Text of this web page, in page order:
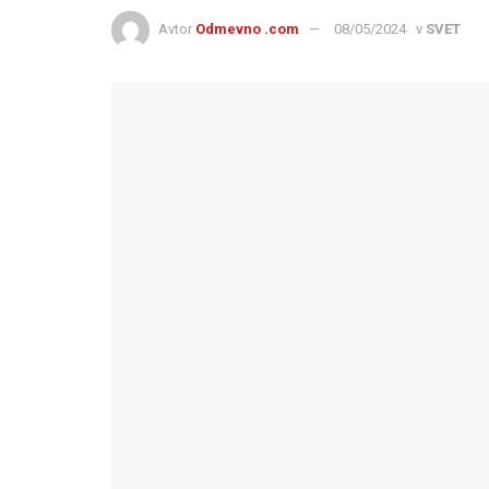
Avtor Odmevno .com 08/05/2024 v SVET